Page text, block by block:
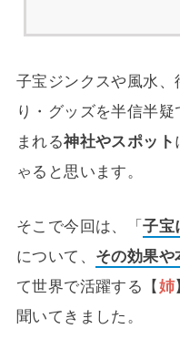
子宝ジンクスや風水
り・グッズを半信半
まれる神社やスポット
ゃると思います。
そこで今回は、「子宝
について、 その効果や
て世界で活躍する【姉
聞いてきました。